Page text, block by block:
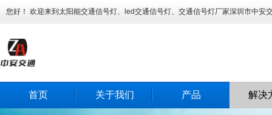
您好！ 欢迎来到太阳能交通信号灯、led交通信号灯、交通信号灯厂家深圳市中安
首页 关于我们 产品 解决